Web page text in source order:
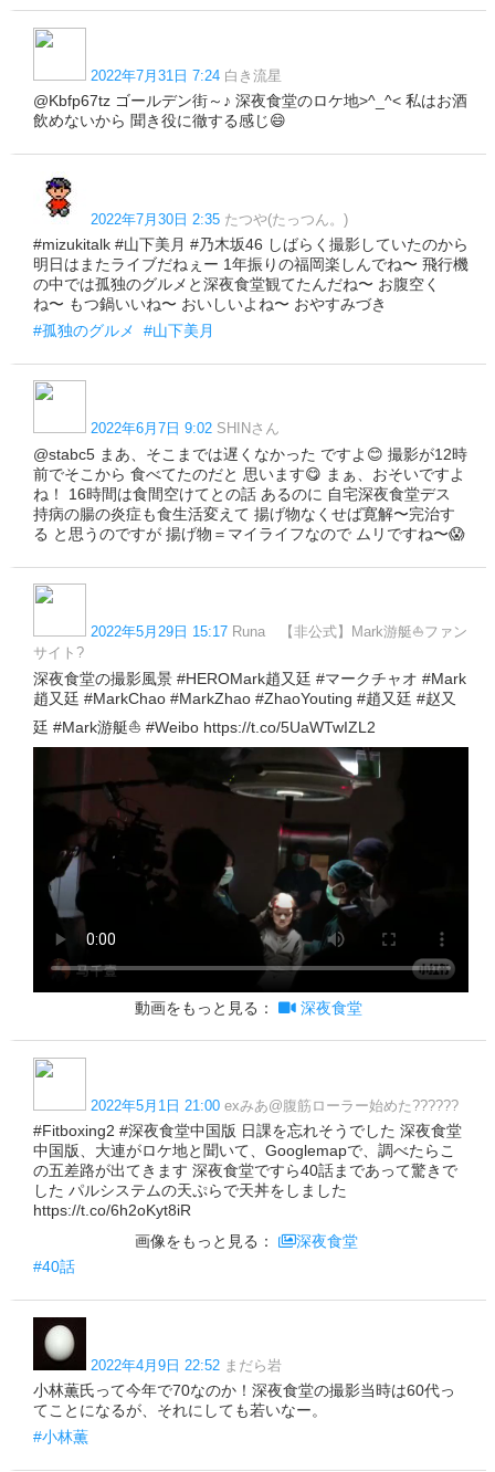
2022年7月31日 7:24 白き流星
@Kbfp67tz ゴールデン街～♪ 深夜食堂のロケ地>^_^< 私はお酒
飲めないから 聞き役に徹する感じ😄
2022年7月30日 2:35 たつや(たっつん。)
#mizukitalk #山下美月 #乃木坂46 しばらく撮影していたのから
明日はまたライブだねぇー 1年振りの福岡楽しんでね〜 飛行機
の中では孤独のグルメと深夜食堂観てたんだね〜 お腹空く
ね〜 もつ鍋いいね〜 おいしいよね〜 おやすみづき
#孤独のグルメ
#山下美月
2022年6月7日 9:02 SHINさん
@stabc5 まあ、そこまでは遅くなかった ですよ😊 撮影が12時
前でそこから 食べてたのだと 思います😋 まぁ、おそいですよ
ね！ 16時間は食間空けてとの話 あるのに 自宅深夜食堂デス
持病の腸の炎症も食生活変えて 揚げ物なくせば寛解〜完治す
る と思うのですが 揚げ物＝マイライフなので ムリですね〜😱
2022年5月29日 15:17 Runa 【非公式】Mark游艇⛵ファン
サイト?
深夜食堂の撮影風景 #HEROMark趙又廷 #マークチャオ #Mark
趙又廷 #MarkChao #MarkZhao #ZhaoYouting #趙又廷 #赵又
廷 #Mark游艇⛵ #Weibo https://t.co/5UaWTwIZL2
動画をもっと見る： 深夜食堂
2022年5月1日 21:00 exみあ@腹筋ローラー始めた??????
#Fitboxing2 #深夜食堂中国版 日課を忘れそうでした 深夜食堂
中国版、大連がロケ地と聞いて、Googlemapで、調べたらこ
の五差路が出てきます 深夜食堂ですら40話まであって驚きで
した パルシステムの天ぷらで天丼をしました
https://t.co/6h2oKyt8iR
画像をもっと見る：
深夜食堂
#40話
2022年4月9日 22:52 まだら岩
小林薫氏って今年で70なのか！深夜食堂の撮影当時は60代っ
てことになるが、それにしても若いなー。
#小林薫